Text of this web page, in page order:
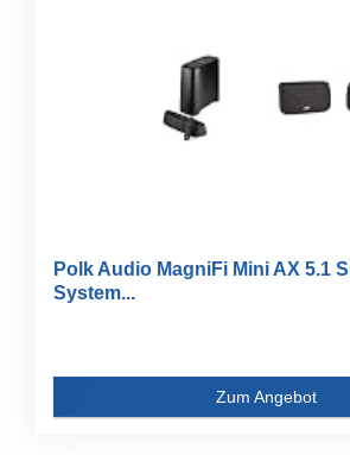
Polk Audio MagniFi Mini AX 5.1
System...
Zum Angebot